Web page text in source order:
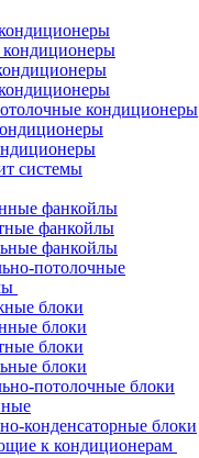
кондиционеры
системы
фанкойлы
фанкойлы
фанкойлы
потолочные
блоки
блоки
блоки
блоки
потолочные блоки
конденсаторные блоки
к кондиционерам